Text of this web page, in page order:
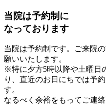
当院は予約制に
なっております
当院は予約制です。ご来院
願いいたします。
※特に夕方5時以降や土曜日
り、直近のお日にちでは予
す。
なるべく余裕をもってご連絡